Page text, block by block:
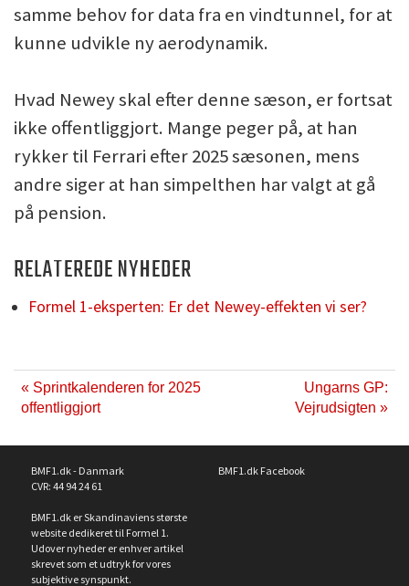
samme behov for data fra en vindtunnel, for at
kunne udvikle ny aerodynamik.
Hvad Newey skal efter denne sæson, er fortsat
ikke offentliggjort. Mange peger på, at han
rykker til Ferrari efter 2025 sæsonen, mens
andre siger at han simpelthen har valgt at gå
på pension.
RELATEREDE NYHEDER
Formel 1-eksperten: Er det Newey-effekten vi ser?
« Sprintkalenderen for 2025
offentliggjort
Ungarns GP:
Vejrudsigten »
BMF1.dk - Danmark
CVR: 44 94 24 61
BMF1.dk er Skandinaviens største
website dedikeret til Formel 1.
Udover nyheder er enhver artikel
skrevet som et udtryk for vores
subjektive synspunkt.
BMF1.dk Facebook